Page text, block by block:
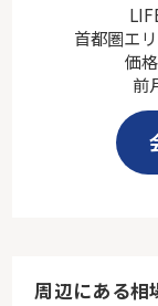
首都圏エ
価
前
周辺にある相